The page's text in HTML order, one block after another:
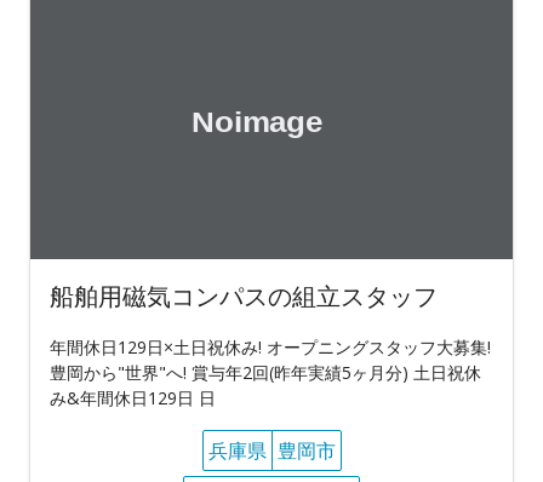
船舶用磁気コンパスの組立スタッフ
年間休日129日×土日祝休み! オープニングスタッフ大募集!
豊岡から"世界"へ! 賞与年2回(昨年実績5ヶ月分) 土日祝休
み&年間休日129日 日
兵庫県 豊岡市